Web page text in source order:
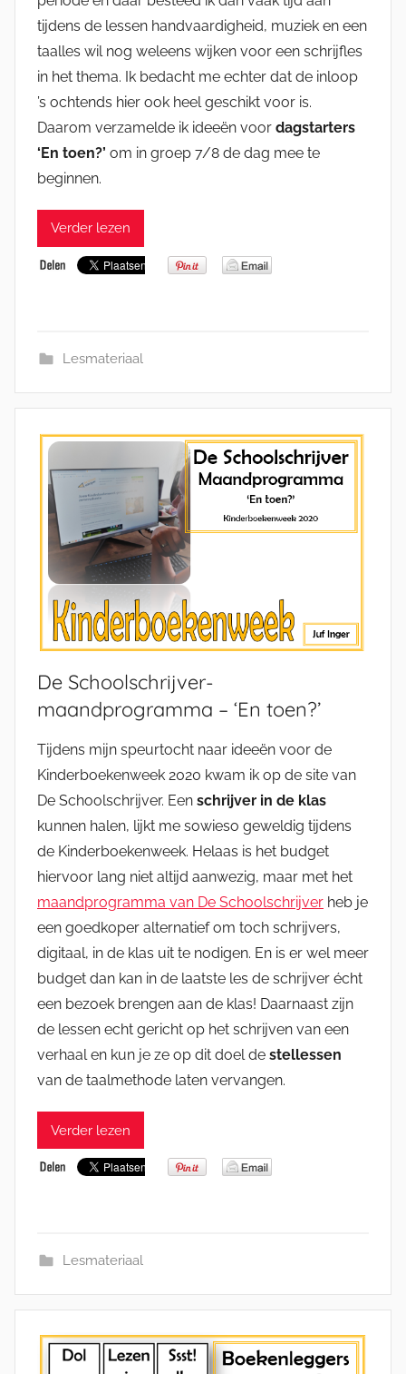
tijdens de lessen handvaardigheid, muziek en een
taalles wil nog weleens wijken voor een schrijfles
in het thema. Ik bedacht me echter dat de inloop
’s ochtends hier ook heel geschikt voor is.
Daarom verzamelde ik ideeën voor dagstarters
‘En toen?’ om in groep 7/8 de dag mee te
beginnen.
Verder lezen
Lesmateriaal
De Schoolschrijver-
maandprogramma – ‘En toen?’
Tijdens mijn speurtocht naar ideeën voor de
Kinderboekenweek 2020 kwam ik op de site van
De Schoolschrijver. Een schrijver in de klas
kunnen halen, lijkt me sowieso geweldig tijdens
de Kinderboekenweek. Helaas is het budget
hiervoor lang niet altijd aanwezig, maar met het
maandprogramma van De Schoolschrijver heb je
een goedkoper alternatief om toch schrijvers,
digitaal, in de klas uit te nodigen. En is er wel meer
budget dan kan in de laatste les de schrijver écht
een bezoek brengen aan de klas! Daarnaast zijn
de lessen echt gericht op het schrijven van een
verhaal en kun je ze op dit doel de stellessen
van de taalmethode laten vervangen.
Verder lezen
Lesmateriaal